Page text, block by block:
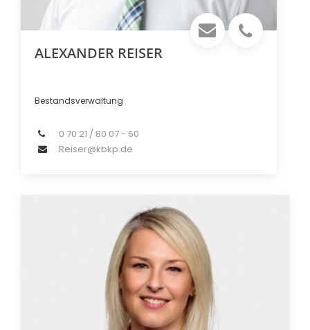
ALEXANDER REISER
Bestandsverwaltung
0 70 21 / 80 07 - 60
Reiser@kbkp.de